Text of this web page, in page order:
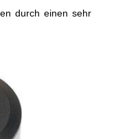
durch einen sehr